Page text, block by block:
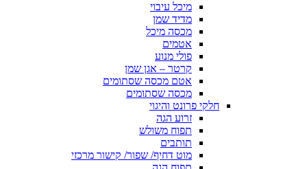
מיכל עיבוי
מדיד שמן
מכסה מיכל
אטמים
פולי מנוע
קרטר – אגן שמן
אטם מכסה שסתומים
מכסה שסתומים
חלקי פרונט והיגוי
זרוע הגה
תפוח משולש
תותבים
מוט דחיף/ שפור/ קישור מרכזי